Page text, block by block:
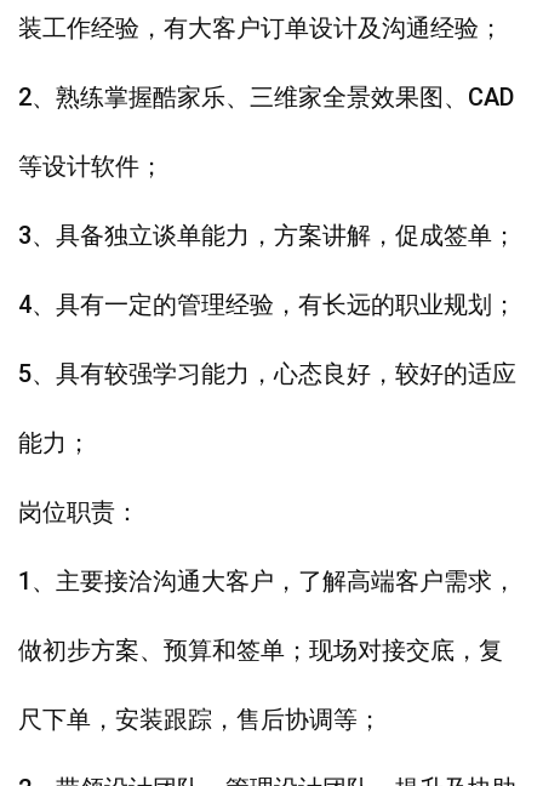
装工作经验，有大客户订单设计及沟通经验；
2、熟练掌握酷家乐、三维家全景效果图、CAD
等设计软件；
3、具备独立谈单能力，方案讲解，促成签单；
4、具有一定的管理经验，有长远的职业规划；
5、具有较强学习能力，心态良好，较好的适应
能力；
岗位职责：
1、主要接洽沟通大客户，了解高端客户需求，
做初步方案、预算和签单；现场对接交底，复
尺下单，安装跟踪，售后协调等；